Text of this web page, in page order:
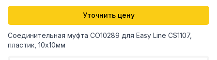
Уточнить цену
Соединительная муфта CO10289 для Easy Line CS1107,
пластик, 10х10мм